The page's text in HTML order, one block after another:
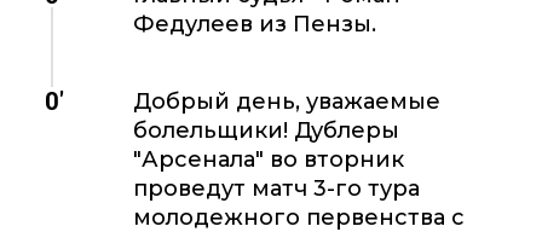
Федулеев из Пензы.
0'
Добрый день, уважаемые
болельщики! Дублеры
"Арсенала" во вторник
проведут матч 3-го тура
молодежного первенства с